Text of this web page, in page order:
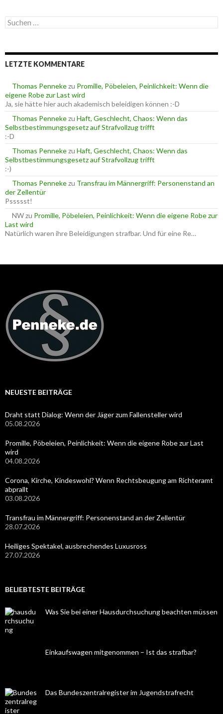
g
o
n
S
u
e
n
c
h
:
LETZTE KOMMENTARE
Thomas Pennekezu Promille, Pöbeleien, Peinlichkeit: Wenn die
eigene Robe zur Last wird
Ja, sie hätte hier auch akademisch beleidigen können :-D
Thomas Pennekezu Haft, Geschlecht, Chaos: Wenn das
Selbstbestimmungsgesetz auf Strafvollzug trifft
:-D
Thomas Pennekezu Haft, Geschlecht, Chaos: Wenn das
Selbstbestimmungsgesetz auf Strafvollzug trifft
:-)
Thomas Pennekezu Transfrau im Männergriff: Personenstand an
der Zellentür
Pssssst!
NWzu Promille, Pöbeleien, Peinlichkeit: Wenn die eigene Robe zur
Last wird
Natürlich waren ihre Beleidigungen strafbar. Und für eine Re…
NEUESTE BEITRÄGE
Draht statt Dialog: Wenn der Jäger zum Fallensteller wird
05.08.2026
Promille, Pöbeleien, Peinlichkeit: Wenn die eigene Robe zur Last
wird
04.08.2026
Corona, Kirche, Kindeswohl? Wenn Rechtsbeugung am Richteramt
abprallt
03.08.2026
Transfrau im Männergriff: Personenstand an der Zellentür
28.07.2026
Heiliges Spektakel, ausbrechendes Luxusross
27.07.2026
BELIEBTESTE BEITRÄGE
Was Sie bei einer Hausdurchsuchung beachten müssen
Einkaufswagen mitgenommen – Ist das strafbar?
Das Bundeszentralregister im Jugendstrafrecht